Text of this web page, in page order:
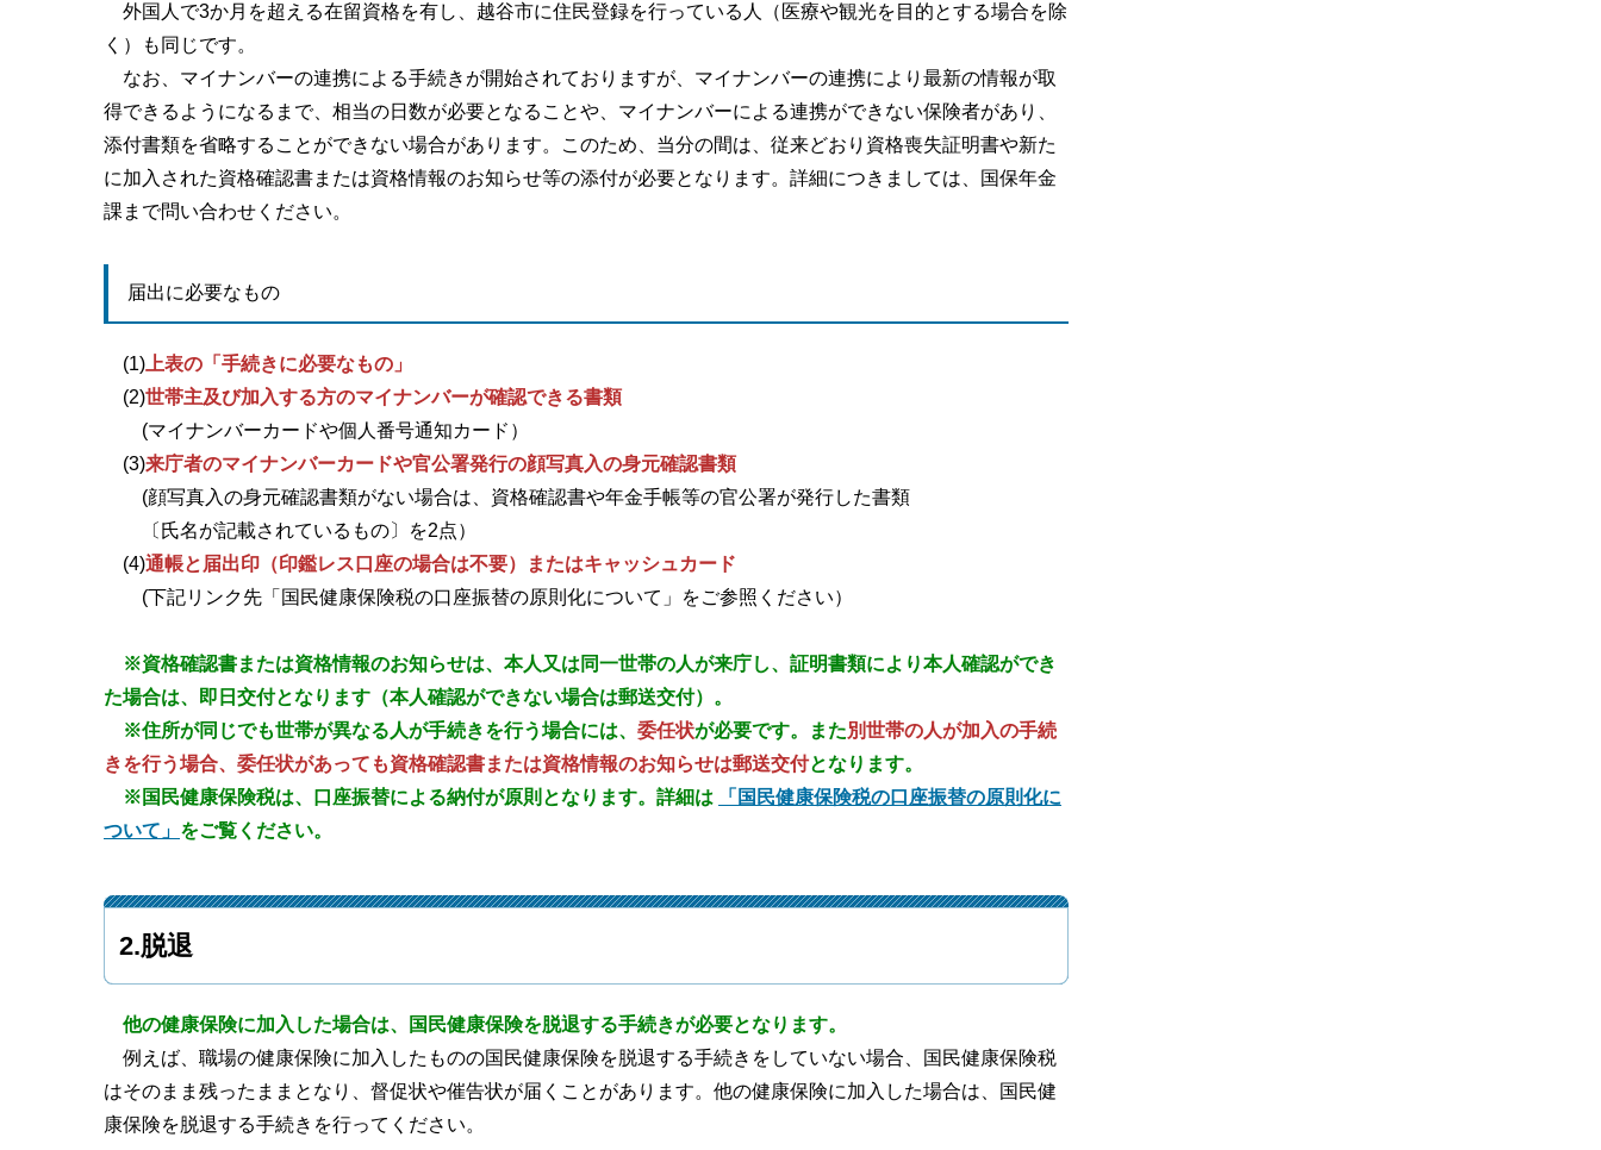
外国人で3か月を超える在留資格を有し、越谷市に住民登録を行っている人（医療や観光を目的とする場合を除
く）も同じです。
なお、マイナンバーの連携による手続きが開始されておりますが、マイナンバーの連携により最新の情報が取
得できるようになるまで、相当の日数が必要となることや、マイナンバーによる連携ができない保険者があり、
添付書類を省略することができない場合があります。このため、当分の間は、従来どおり資格喪失証明書や新た
に加入された資格確認書または資格情報のお知らせ等の添付が必要となります。詳細につきましては、国保年金
課まで問い合わせください。
届出に必要なもの
(1) 上表の「手続きに必要なもの」
(2)世帯主及び加入する方のマイナンバーが確認できる書類
(マイナンバーカードや個人番号通知カード）
(3)来庁者のマイナンバーカードや官公署発行の顔写真入の身元確認書類
(顔写真入の身元確認書類がない場合は、資格確認書や年金手帳等の官公署が発行した書類
〔氏名が記載されているもの〕を2点）
(4)通帳と届出印（印鑑レス口座の場合は不要）またはキャッシュカード
(下記リンク先「国民健康保険税の口座振替の原則化について」をご参照ください）
※資格確認書または資格情報のお知らせは、本人又は同一世帯の人が来庁し、証明書類により本人確認ができ
た場合は、即日交付となります（本人確認ができない場合は郵送交付）。
※住所が同じでも世帯が異なる人が手続きを行う場合には、 委任状が必要です。また別世帯の人が加入の手続
きを行う場合、委任状があっても資格確認書または資格情報のお知らせは郵送交付となります。
※国民健康保険税は、口座振替による納付が原則となります。詳細は
「国民健康保険税の口座振替の原則化に
ついて」 をご覧ください。
2.脱退
他の健康保険に加入した場合は、国民健康保険を脱退する手続きが必要となります。
例えば、職場の健康保険に加入したものの国民健康保険を脱退する手続きをしていない場合、国民健康保険税
はそのまま残ったままとなり、督促状や催告状が届くことがあります。他の健康保険に加入した場合は、国民健
康保険を脱退する手続きを行ってください。